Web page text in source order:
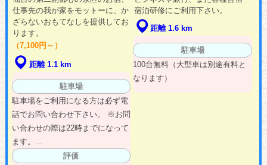
仕事先の我が家をモットーに、か
ざらないおもてなしを提供してお
ります。
（7,100円～）
距離 1.1 km
駐車場
駐車場をご利用になる方は必ず電
話でお問い合わせ下さい。 ※お問
い合わせの際は22時までになって
ます。...
評価
宿泊研修にご利用下さい。
距離 1.6 km
駐車場
100台無料（大型車は別途有料と
なります）